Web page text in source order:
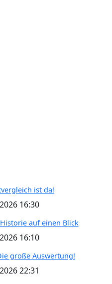
ist da!
16:30
auf einen Blick
16:10
große Auswertung!
22:31